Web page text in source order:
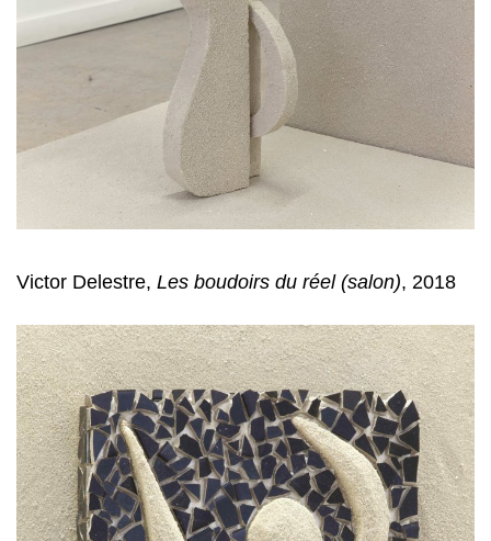
Victor Delestre, Les boudoirs du réel (salon), 2018